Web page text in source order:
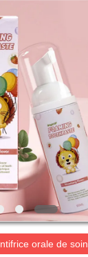
orale de soin